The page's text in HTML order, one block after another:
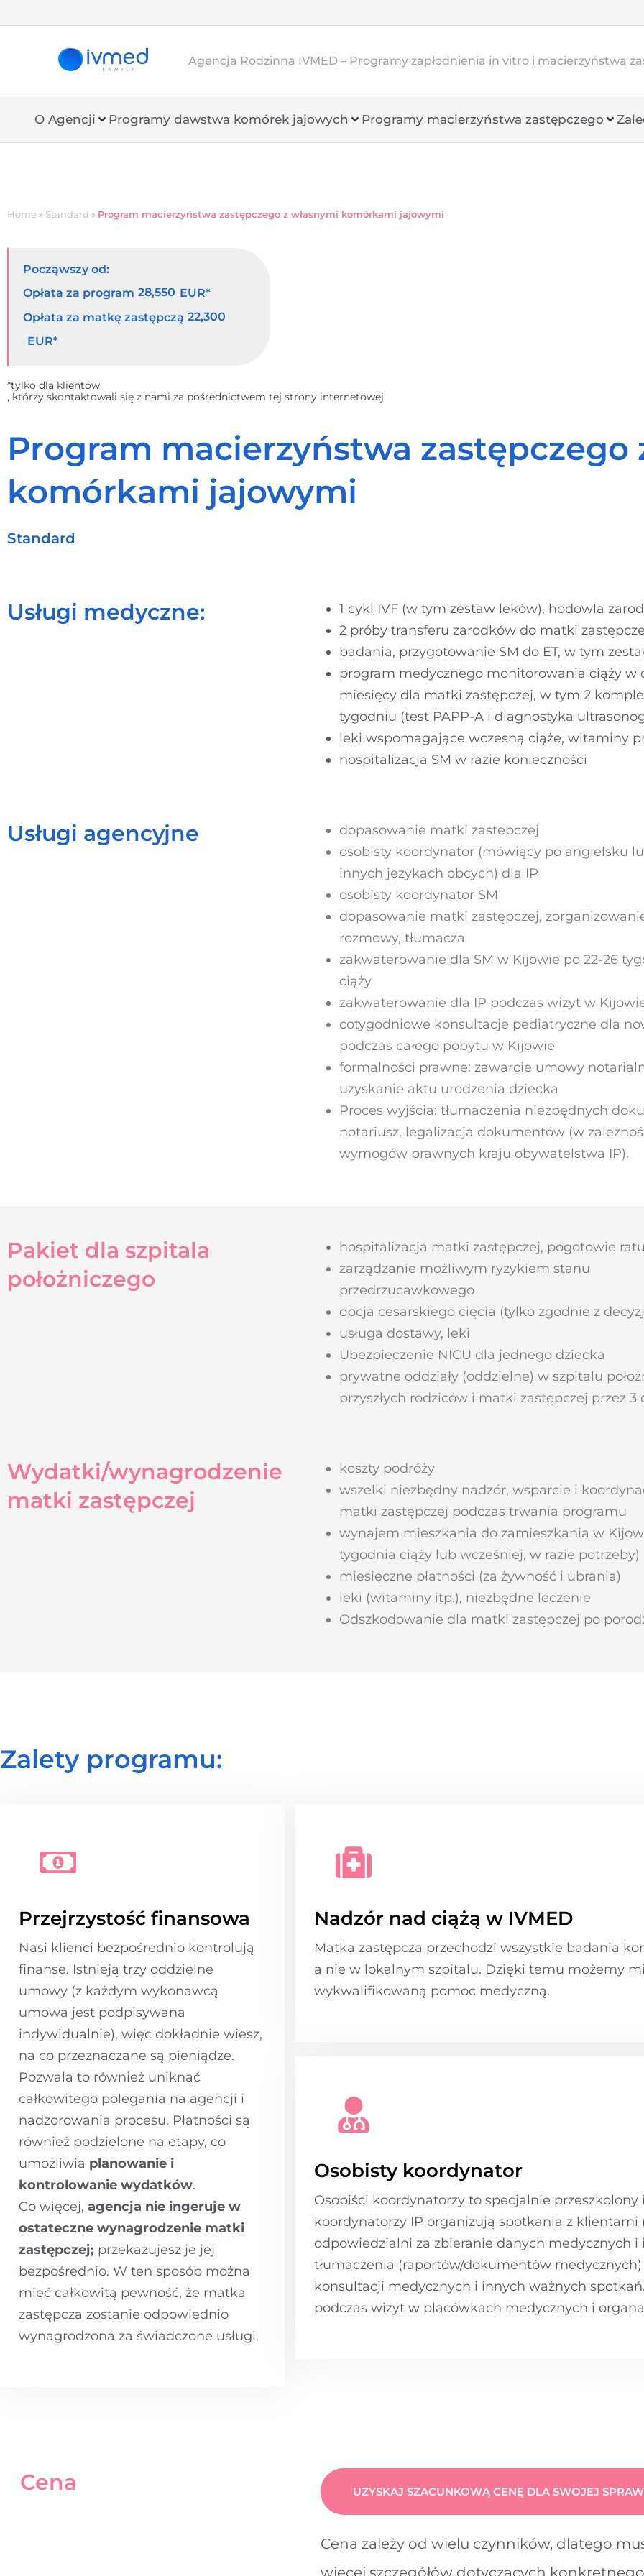
Agencja Rodzinna IVMED – Programy zapłodnienia in vitro i macierzyństwa
O Agencji Programy dawstwa komórek jajowych Programy macierzyństwa zastępczego
Home » Standard » Program macierzyństwa zastępczego z własnymi komórkami jajowymi
Począwszy od:
Opłata za program 28,550 EUR*
Opłata za matkę zastępczą 22,300
EUR*
*tylko dla klientów
, którzy skontaktowali się z nami za pośrednictwem tej strony internetowej
Program macierzyństwa zastępczego
komórkami jajowymi
Standard
Usługi medyczne:
1 cykl IVF (w tym zestaw leków), hodowla
2 próby transferu zarodków do matki
badania, przygotowanie SM do ET, w tym
program medycznego monitorowania ciąży w
miesięcy dla matki zastępczej, w tym 2
tygodniu (test PAPP-A i diagnostyka
leki wspomagające wczesną ciążę, witaminy
hospitalizacja SM w razie konieczności
Usługi agencyjne
dopasowanie matki zastępczej
osobisty koordynator (mówiący po angielsku
innych językach obcych) dla IP
osobisty koordynator SM
dopasowanie matki zastępczej,
rozmowy, tłumacza
zakwaterowanie dla SM w Kijowie po 22-26
ciąży
zakwaterowanie dla IP podczas wizyt w
cotygodniowe konsultacje pediatryczne dla
podczas całego pobytu w Kijowie
formalności prawne: zawarcie umowy
uzyskanie aktu urodzenia dziecka
Proces wyjścia: tłumaczenia niezbędnych
notariusz, legalizacja dokumentów (w
wymogów prawnych kraju obywatelstwa IP).
Pakiet dla szpitala
położniczego
hospitalizacja matki zastępczej, pogotowie
zarządzanie możliwym ryzykiem stanu
przedrzucawkowego
opcja cesarskiego cięcia (tylko zgodnie z
usługa dostawy, leki
Ubezpieczenie NICU dla jednego dziecka
prywatne oddziały (oddzielne) w szpitalu
przyszłych rodziców i matki zastępczej przez 3
Wydatki/wynagrodzenie
matki zastępczej
koszty podróży
wszelki niezbędny nadzór, wsparcie i
matki zastępczej podczas trwania programu
wynajem mieszkania do zamieszkania w
tygodnia ciąży lub wcześniej, w razie potrzeby)
miesięczne płatności (za żywność i ubrania)
leki (witaminy itp.), niezbędne leczenie
Odszkodowanie dla matki zastępczej po
Zalety programu:
Przejrzystość finansowa
Nasi klienci bezpośrednio kontrolują
finanse. Istnieją trzy oddzielne
umowy (z każdym wykonawcą
umowa jest podpisywana
indywidualnie), więc dokładnie wiesz,
na co przeznaczane są pieniądze.
Pozwala to również uniknąć
całkowitego polegania na agencji i
nadzorowania procesu. Płatności są
również podzielone na etapy, co
umożliwia planowanie i
kontrolowanie wydatków.
Co więcej, agencja nie ingeruje w
ostateczne wynagrodzenie matki
zastępczej; przekazujesz je jej
bezpośrednio. W ten sposób można
mieć całkowitą pewność, że matka
zastępcza zostanie odpowiednio
wynagrodzona za świadczone usługi.
Nadzór nad ciążą w IVMED
Matka zastępcza przechodzi wszystkie badania
a nie w lokalnym szpitalu. Dzięki temu możemy
wykwalifikowaną pomoc medyczną.
Osobisty koordynator
Osobiści koordynatorzy to specjalnie
koordynatorzy IP organizują spotkania z
odpowiedzialni za zbieranie danych medycznych
tłumaczenia (raportów/dokumentów
konsultacji medycznych i innych ważnych
podczas wizyt w placówkach medycznych i
Cena UZYSKAJ SZACUNKOWĄ CENĘ DLA SWOJEJ
Cena zależy od wielu czynników, dlatego
więcej szczegółów dotyczących